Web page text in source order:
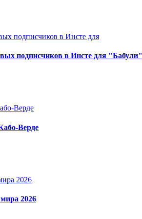
подписчиков в Инсте для "Бабули"
Верде
2026